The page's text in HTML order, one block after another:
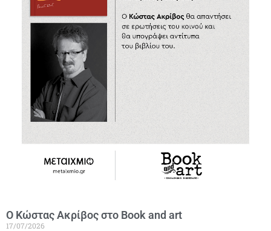
Ο Κώστας Ακρίβος στο Book and art
17/07/2026